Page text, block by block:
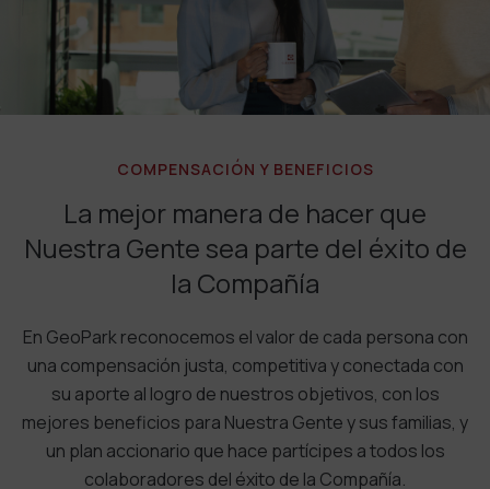
COMPENSACIÓN Y BENEFICIOS
La mejor manera de hacer que
Nuestra Gente sea parte del éxito de
la Compañía
En GeoPark reconocemos el valor de cada persona con
una compensación justa, competitiva y conectada con
su aporte al logro de nuestros objetivos, con los
mejores beneficios para Nuestra Gente y sus familias, y
un plan accionario que hace partícipes a todos los
colaboradores del éxito de la Compañía.